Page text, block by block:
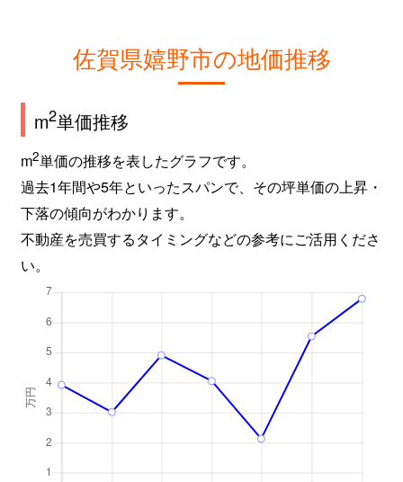
佐賀県嬉野市の地価推移
m2単価推移
m2単価の推移を表したグラフです。
過去1年間や5年といったスパンで、その坪単価の上昇・
下落の傾向がわかります。
不動産を売買するタイミングなどの参考にご活用くださ
い。